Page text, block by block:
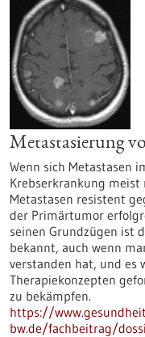
Metastasierung
Wenn sich Metastasen
Krebserkrankung
Metastasen resistent
der Primärtumor
seinen Grundzügen ist
bekannt, auch wenn
verstanden hat, und es
Therapiekonzepten
zu bekämpfen.
https://
bw.de/fachbeitrag/